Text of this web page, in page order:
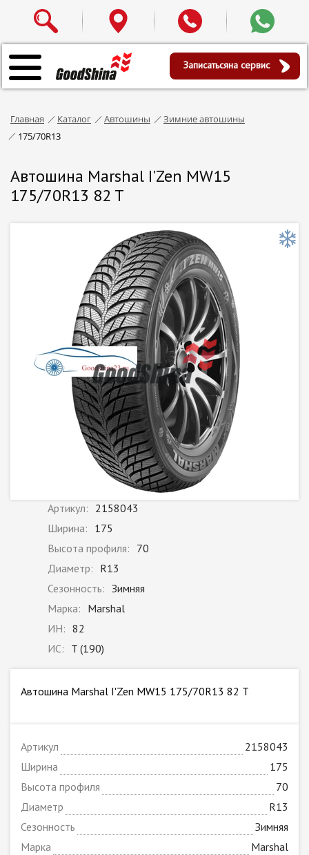
Записатьсяна сервис
Главная Каталог Автошины
Зимние автошины
175/70R13
Автошина Marshal I'Zen MW15
175/70R13 82 T
Артикул: 2158043
Ширина: 175
Высота профиля: 70
Диаметр: R13
Сезонность: Зимняя
Марка: Marshal
ИН: 82
ИС: T (190)
Автошина Marshal I'Zen MW15 175/70R13 82 T
Артикул
2158043
Ширина
175
Высота профиля
70
Диаметр
R13
Сезонность
Зимняя
Марка
Marshal